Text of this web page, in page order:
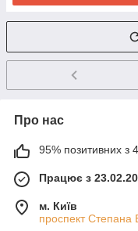
Про нас
95% позитивних з
Працює з
м. Київ
проспект Степана